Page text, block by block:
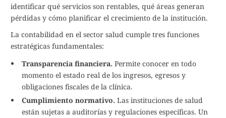
identificar qué servicios son rentables, qué áreas generan
pérdidas y cómo planificar el crecimiento de la institución.
La contabilidad en el sector salud cumple tres funciones
estratégicas fundamentales:
Transparencia financiera. Permite conocer en todo
momento el estado real de los ingresos, egresos y
obligaciones fiscales de la clínica.
Cumplimiento normativo. Las instituciones de salud
están sujetas a auditorías y regulaciones específicas. Un